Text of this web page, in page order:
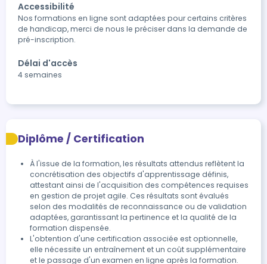
Accessibilité
Nos formations en ligne sont adaptées pour certains critères
de handicap, merci de nous le préciser dans la demande de
pré-inscription.
Délai d'accès
4 semaines
Diplôme / Certification
À l'issue de la formation, les résultats attendus reflètent la
concrétisation des objectifs d'apprentissage définis,
attestant ainsi de l'acquisition des compétences requises
en gestion de projet agile. Ces résultats sont évalués
selon des modalités de reconnaissance ou de validation
adaptées, garantissant la pertinence et la qualité de la
formation dispensée.
L'obtention d'une certification associée est optionnelle,
elle nécessite un entraînement et un coût supplémentaire
et le passage d'un examen en ligne après la formation.